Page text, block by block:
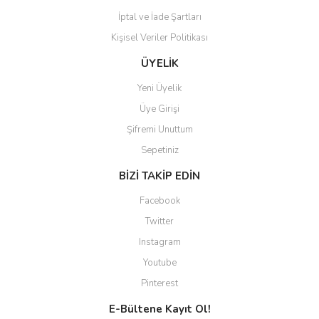
İptal ve İade Şartları
Kişisel Veriler Politikası
ÜYELİK
Yeni Üyelik
Üye Girişi
Şifremi Unuttum
Sepetiniz
BİZİ TAKİP EDİN
Facebook
Twitter
Instagram
Youtube
Pinterest
E-Bültene Kayıt Ol!